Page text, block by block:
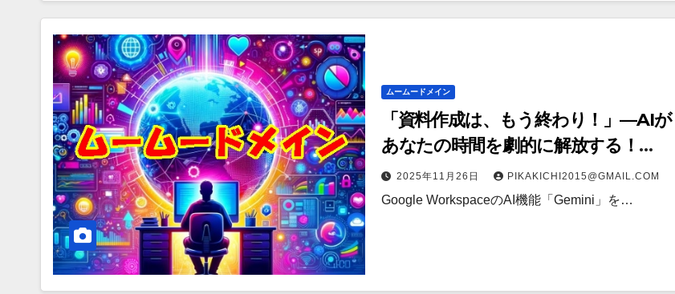
ムームードメイン
「資料作成は、もう終わり！」—AIが
あなたの時間を劇的に解放する！
Geminiによるプレゼン資料の自動作成
機能【ムームードメイン】
2025年11月26日 PIKAKICHI2015@GMAIL.COM
Google WorkspaceのAI機能「Gemini」を…